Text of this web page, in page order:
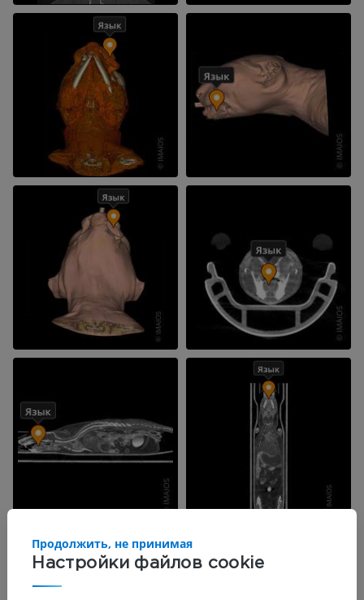
Настройки файлов cookie
Продолжить, не принимая